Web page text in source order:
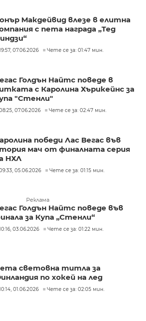
Макдейвид влезе в елитна
с пета награда „Тед
07.06.2026 Чете се за: 01:47 мин.
Голдън Найтс поведе в
с Каролина Хърикейнс за
"Стенли"
07.06.2026 Чете се за: 02:47 мин.
победи Лас Вегас във
мач от финалната серия
НХЛ
05.06.2026 Чете се за: 01:15 мин.
Реклама
Голдън Найтс поведе във
за Купа „Стенли“
03.06.2026 Чете се за: 01:22 мин.
световна титла за
по хокей на лед
01.06.2026 Чете се за: 02:05 мин.